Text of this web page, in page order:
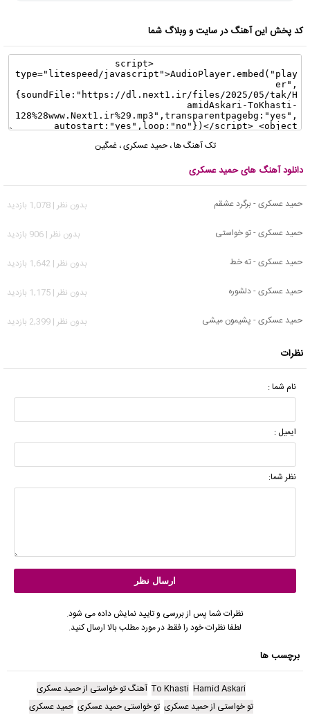
کد پخش این آهنگ در سایت و وبلاگ شما
تک آهنگ ها،حمید عسکری،غمگین
دانلود آهنگ های حمید عسکری
حمید عسکری - برگرد عشقم
بدون نظر | 1,078 بازدید
حمید عسکری - تو خواستی
بدون نظر | 906 بازدید
حمید عسکری - ته خط
بدون نظر | 1,642 بازدید
حمید عسکری - دلشوره
بدون نظر | 1,175 بازدید
حمید عسکری - پشیمون میشی
بدون نظر | 2,399 بازدید
نظرات
نام شما :
ایمیل :
نظر شما:
نظرات شما پس از بررسی و تایید نمایش داده می شود.
لطفا نظرات خود را فقط در مورد مطلب بالا ارسال کنید.
برچسب ها
Hamid Askari
To Khasti آهنگ تو خواستی از حمید عسکری
تو خواستی از حمید عسکری تو خواستی حمید عسکری حمید عسکری